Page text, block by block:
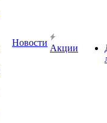
Новости
Акции